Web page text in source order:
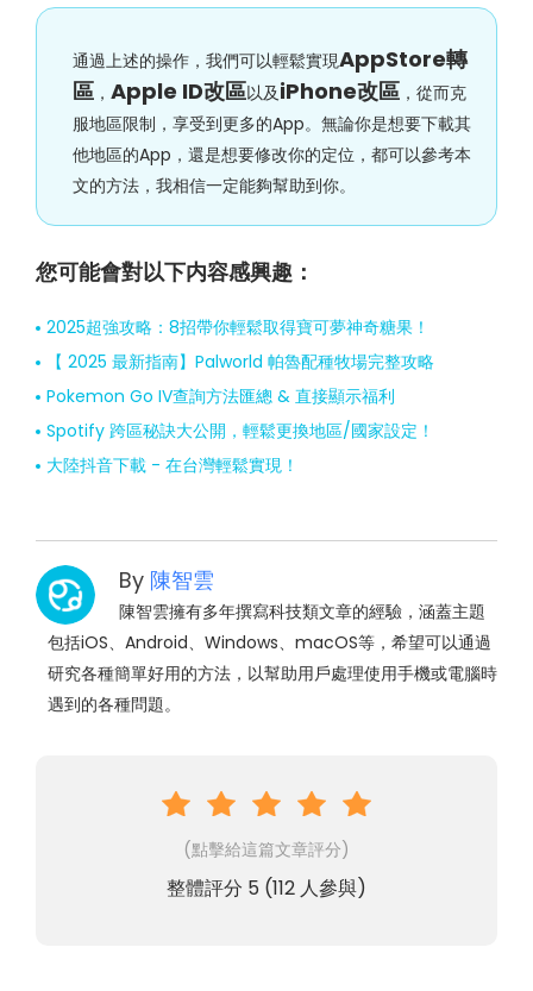
通過上述的操作，我們可以輕鬆實現AppStore轉
區 ， Apple ID改區以及iPhone改區 ，從而克
服地區限制，享受到更多的App。無論你是想要下載其
他地區的App，還是想要修改你的定位，都可以參考本
文的方法，我相信一定能夠幫助到你。
您可能會對以下内容感興趣：
2025超強攻略：8招帶你輕鬆取得寶可夢神奇糖果！
【 2025 最新指南】Palworld 帕魯配種牧場完整攻略
Pokemon Go IV查詢方法匯總 & 直接顯示福利
Spotify 跨區秘訣大公開，輕鬆更換地區/國家設定！
大陸抖音下載 - 在台灣輕鬆實現！
By 陳智雲
陳智雲擁有多年撰寫科技類文章的經驗，涵蓋主題
包括iOS、Android、Windows、macOS等，希望可以通過
研究各種簡單好用的方法，以幫助用戶處理使用手機或電腦時
遇到的各種問題。
(點擊給這篇文章評分)
整體評分 5 (112 人參與)